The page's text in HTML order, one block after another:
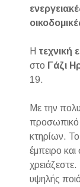
Η τεχνική
στο Γάζι
19.
Με την
προσωπικό
κτηρίων. Το
έμπειρο
υψηλής